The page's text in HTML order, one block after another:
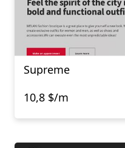
Supreme
10,8 $/m